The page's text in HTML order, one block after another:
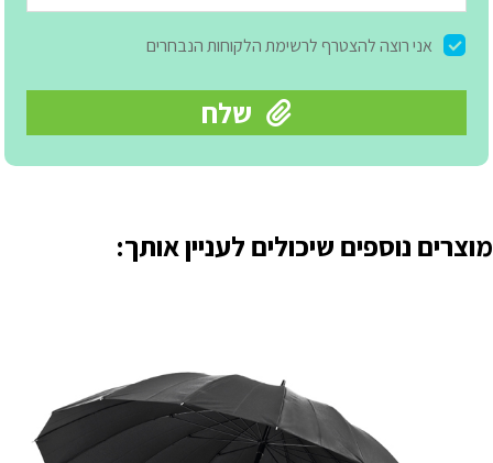
מוצרים נוספים שיכולים לעניין אותך: